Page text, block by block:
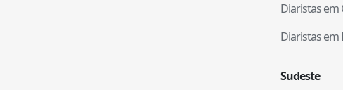
Diaristas em
Diaristas em
Sudeste